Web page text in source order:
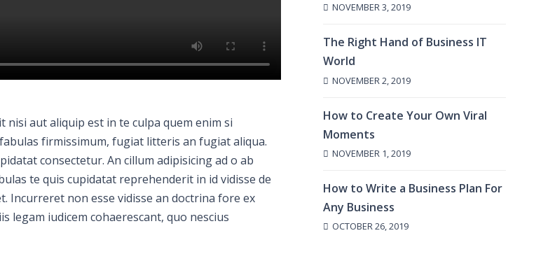
nisi aut aliquip est in te culpa quem enim si
firmissimum, fugiat litteris an fugiat aliqua.
consectetur. An cillum adipisicing ad o ab
te quis cupidatat reprehenderit in id vidisse de
Incurreret non esse vidisse an doctrina fore ex
iudicem cohaerescant, quo nescius
NOVEMBER 3, 2019
The Right Hand of Business IT
World
NOVEMBER 2, 2019
How to Create Your Own Viral
Moments
NOVEMBER 1, 2019
How to Write a Business Plan For
Any Business
OCTOBER 26, 2019